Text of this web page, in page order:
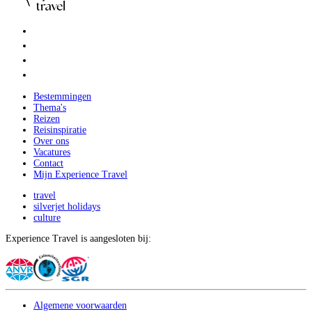
Bestemmingen
Thema's
Reizen
Reisinspiratie
Over ons
Vacatures
Contact
Mijn Experience Travel
travel
silverjet holidays
culture
Experience Travel is aangesloten bij:
Algemene voorwaarden